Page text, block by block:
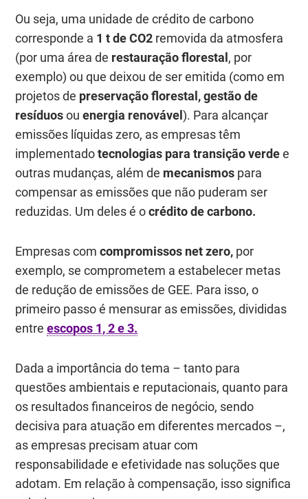
Ou seja, uma unidade de crédito de carbono
corresponde a 1 t de CO2 removida da atmosfera
(por uma área de restauração florestal , por
exemplo) ou que deixou de ser emitida (como em
projetos de preservação florestal, gestão de
resíduosouenergia renovável). Para alcançar
emissões líquidas zero, as empresas têm
implementadotecnologias para transição verdee
outras mudanças, além de mecanismos para
compensar as emissões que não puderam ser
reduzidas. Um deles é ocrédito de carbono.
Empresas comcompromissos net zero, por
exemplo, se comprometem a estabelecer metas
de redução de emissões de GEE. Para isso, o
primeiro passo é mensurar as emissões, divididas
entre escopos 1, 2 e 3.
Dada a importância do tema – tanto para
questões ambientais e reputacionais, quanto para
os resultados financeiros de negócio, sendo
decisiva para atuação em diferentes mercados –,
as empresas precisam atuar com
responsabilidade e efetividade nas soluções que
adotam. Em relação à compensação, isso significa